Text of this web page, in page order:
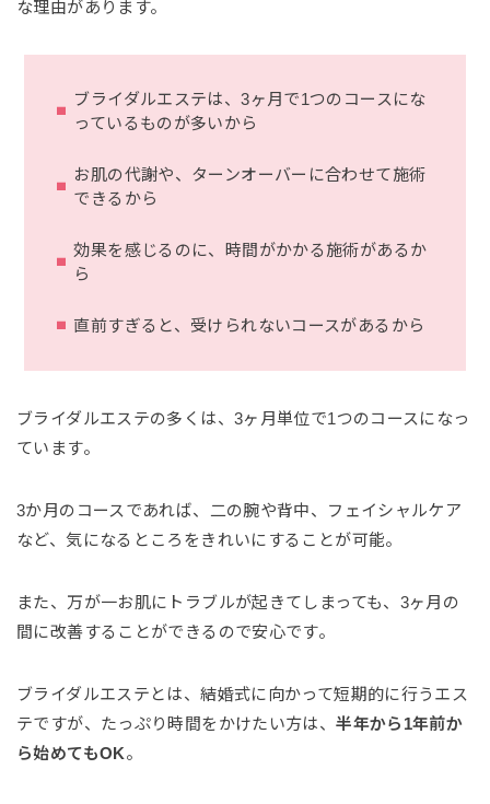
な理由があります。
ブライダルエステは、3ヶ月で1つのコースにな
っているものが多いから
お肌の代謝や、ターンオーバーに合わせて施術
できるから
効果を感じるのに、時間がかかる施術があるか
ら
直前すぎると、受けられないコースがあるから
ブライダルエステの多くは、3ヶ月単位で1つのコースになっ
ています。
3か月のコースであれば、二の腕や背中、フェイシャルケア
など、気になるところをきれいにすることが可能。
また、万が一お肌にトラブルが起きてしまっても、3ヶ月の
間に改善することができるので安心です。
ブライダルエステとは、結婚式に向かって短期的に行うエス
テですが、たっぷり時間をかけたい方は、半年から1年前か
ら始めてもOK。